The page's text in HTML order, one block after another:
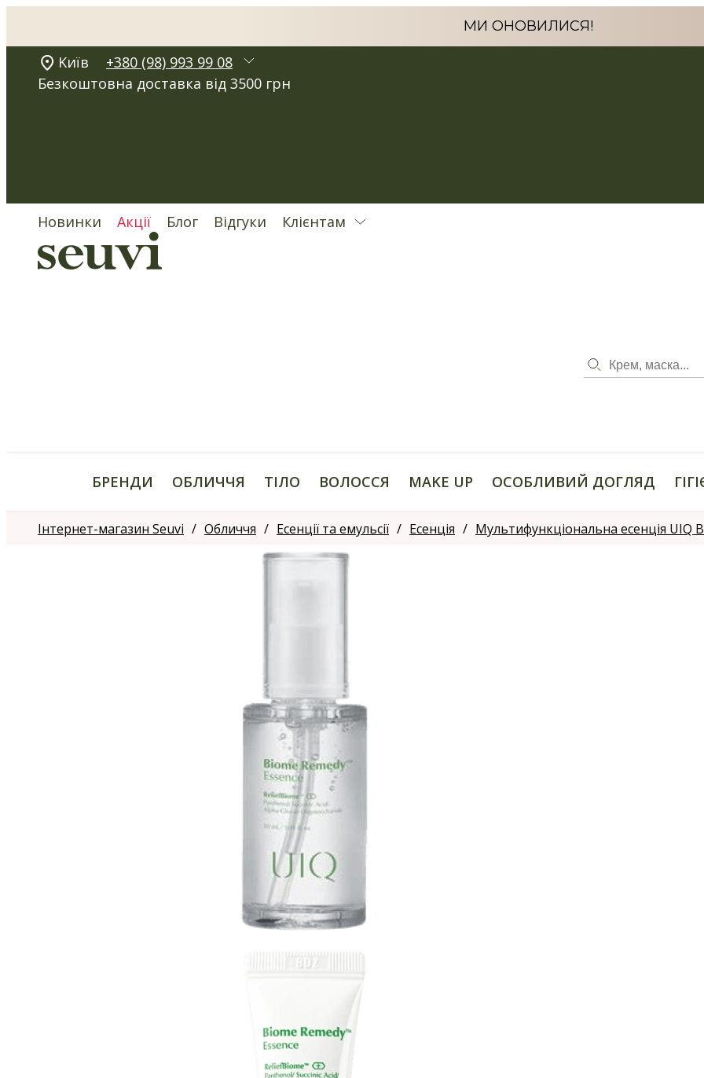
МИ ОНОВИЛИСЯ!
Kиїв
+380 (98) 993 99 08
Безкоштовна доставка від 3500 грн
Новинки Акції Блог Відгуки Клієнтам
БРЕНДИ ОБЛИЧЧЯ ТІЛО ВОЛОССЯ MAKE UP ОСОБЛИВИЙ ДОГЛЯД
Інтернет-магазин Seuvi Обличчя Есенції та емульсії Есенція Мультифункціональна есенція UIQ